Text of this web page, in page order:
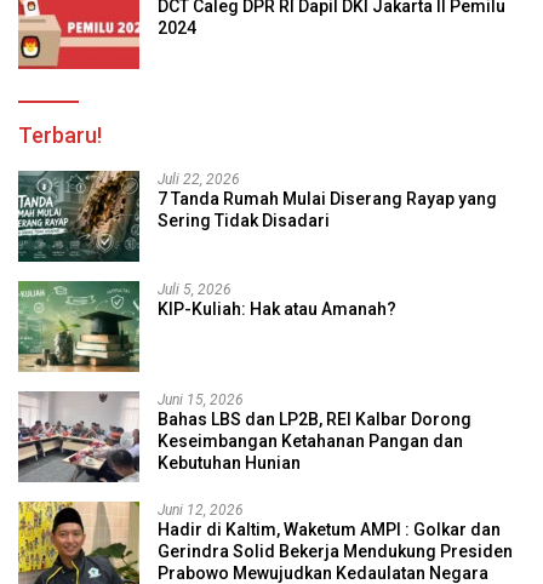
DCT Caleg DPR RI Dapil DKI Jakarta II Pemilu
2024
Terbaru!
Juli 22, 2026
7 Tanda Rumah Mulai Diserang Rayap yang
Sering Tidak Disadari
Juli 5, 2026
KIP-Kuliah: Hak atau Amanah?
Juni 15, 2026
Bahas LBS dan LP2B, REI Kalbar Dorong
Keseimbangan Ketahanan Pangan dan
Kebutuhan Hunian
Juni 12, 2026
Hadir di Kaltim, Waketum AMPI : Golkar dan
Gerindra Solid Bekerja Mendukung Presiden
Prabowo Mewujudkan Kedaulatan Negara